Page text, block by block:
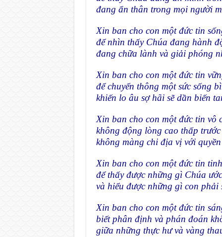
đang ẩn thân trong mọi người
Xin ban cho con một đức tin
để nhìn thấy Chúa đang hành
đang chữa lành và giải phóng
Xin ban cho con một đức tin
để chuyển thông một sức sống
khiến lo âu sợ hãi sẽ dần biến
Xin ban cho con một đức tin vô
không động lòng cao thấp
không màng chi địa vị với
Xin ban cho con một đức tin
để thấy được những gì Chúa
và hiểu được những gì con phải
Xin ban cho con một đức tin
biết phân định và phán đoán
giữa những thực hư và vàng